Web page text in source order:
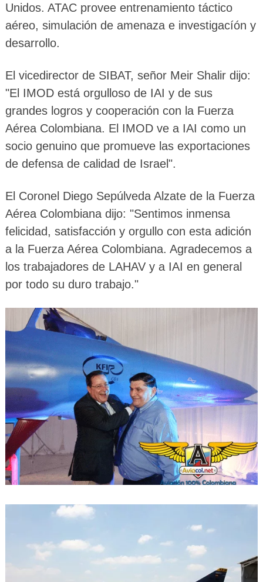
Unidos. ATAC provee entrenamiento táctico
aéreo, simulación de amenaza e investigacíón y
desarrollo.
El vicedirector de SIBAT, señor Meir Shalir dijo:
"El IMOD está orgulloso de IAI y de sus
grandes logros y cooperación con la Fuerza
Aérea Colombiana. El IMOD ve a IAI como un
socio genuino que promueve las exportaciones
de defensa de calidad de Israel".
El Coronel Diego Sepúlveda Alzate de la Fuerza
Aérea Colombiana dijo: "Sentimos inmensa
felicidad, satisfacción y orgullo con esta adición
a la Fuerza Aérea Colombiana. Agradecemos a
los trabajadores de LAHAV y a IAI en general
por todo su duro trabajo."